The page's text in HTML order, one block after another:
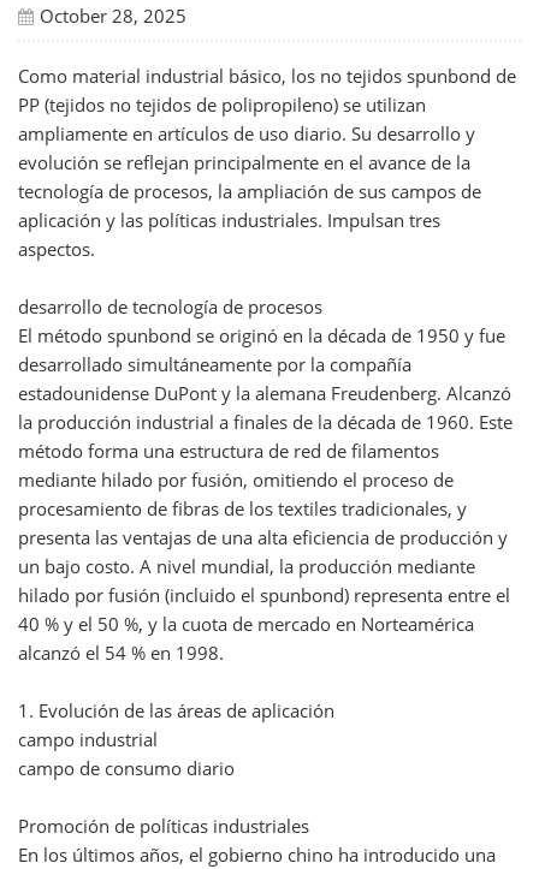
October 28, 2025
Como material industrial básico, los no tejidos spunbond de
PP (tejidos no tejidos de polipropileno) se utilizan
ampliamente en artículos de uso diario. Su desarrollo y
evolución se reflejan principalmente en el avance de la
tecnología de procesos, la ampliación de sus campos de
aplicación y las políticas industriales. Impulsan tres
aspectos.
desarrollo de tecnología de procesos
El método spunbond se originó en la década de 1950 y fue
desarrollado simultáneamente por la compañía
estadounidense DuPont y la alemana Freudenberg. Alcanzó
la producción industrial a finales de la década de 1960. Este
método forma una estructura de red de filamentos
mediante hilado por fusión, omitiendo el proceso de
procesamiento de fibras de los textiles tradicionales, y
presenta las ventajas de una alta eficiencia de producción y
un bajo costo. A nivel mundial, la producción mediante
hilado por fusión (incluido el spunbond) representa entre el
40 % y el 50 %, y la cuota de mercado en Norteamérica
alcanzó el 54 % en 1998.
1. Evolución de las áreas de aplicación
campo industrial
campo de consumo diario
Promoción de políticas industriales
En los últimos años, el gobierno chino ha introducido una